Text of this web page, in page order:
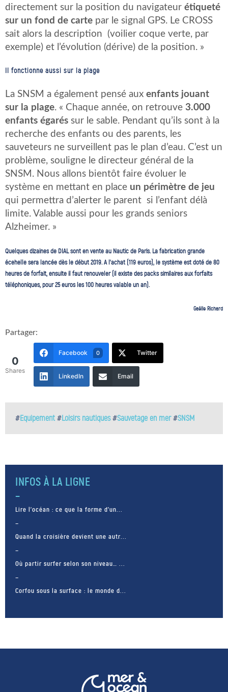
directement sur la position du navigateur étiqueté
sur un fond de carte par le signal GPS. Le CROSS
sait alors la description (voilier coque verte, par
exemple) et l’évolution (dérive) de la position. »
Il fonctionne aussi sur la plage
La SNSM a également pensé aux enfants jouant
sur la plage. « Chaque année, on retrouve 3.000
enfants égarés sur le sable. Pendant qu’ils sont à la
recherche des enfants ou des parents, les
sauveteurs ne surveillent pas le plan d’eau. C’est un
problème, souligne le directeur général de la
SNSM. Nous allons bientôt faire évoluer le
système en mettant en place un périmètre de jeu
qui permettra d’alerter le parent si l’enfant délà
limite. Valable aussi pour les grands seniors
Alzheimer. »
Quelques dizaines de DIAL sont en vente au Nautic de Paris. La fabrication grande
écehelle sera lancée dès le début 2019. A l’achat (119 euros), le système est doté de 80
heures de forfait, ensuite il faut renouveler (il existe des packs similaires aux forfaits
téléphoniques, pour 25 euros les 100 heures valable un an).
Gaëlle Richard
Partager:
0
Shares
Facebook 0 Twitter
LinkedIn Email
#Equipement #Loisirs nautiques#Sauvetage en mer#SNSM
INFOS À LA LIGNE
Lire l’océan : ce que la forme d’un...
Quand la croisière devient une autr...
Où partir surfer selon son niveau… ...
Corfou sous la surface : le monde d...